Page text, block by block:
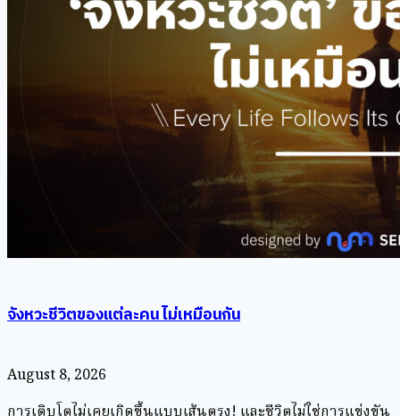
จังหวะชีวิตของแต่ละคน ไม่เหมือนกัน
August 8, 2026